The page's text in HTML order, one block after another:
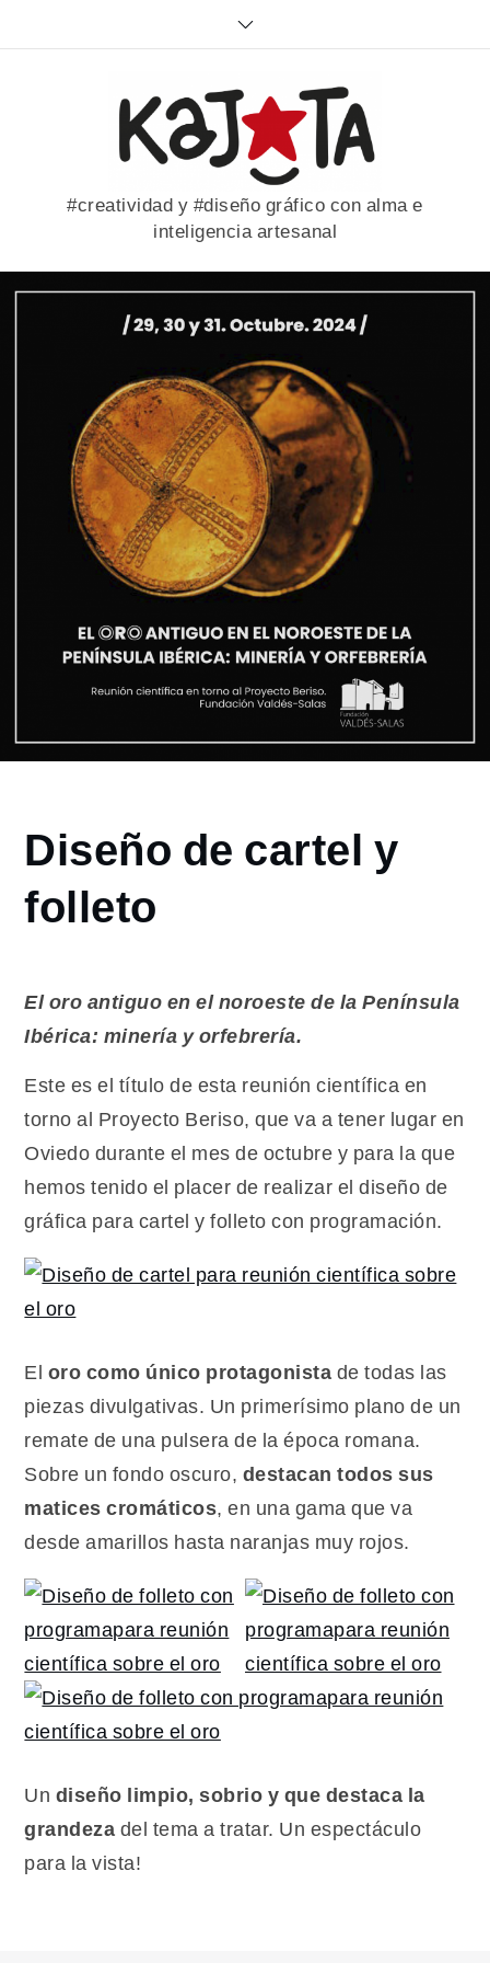
#creatividad y #diseño gráfico con alma e
inteligencia artesanal
Home
2024
julio
16
cartel
folleto
Diseño de cartel y
folleto
El oro antiguo en el noroeste de la Península
Ibérica: minería y orfebrería.
Este es el título de esta reunión científica en
torno al Proyecto Beriso, que va a tener lugar en
Oviedo durante el mes de octubre y para la que
hemos tenido el placer de realizar el diseño de
gráfica para cartel y folleto con programación.
El oro como único protagonista de todas las
piezas divulgativas. Un primerísimo plano de un
remate de una pulsera de la época romana.
Sobre un fondo oscuro, destacan todos sus
matices cromáticos, en una gama que va
desde amarillos hasta naranjas muy rojos.
Un diseño limpio, sobrio y que destaca la
grandeza del tema a tratar. Un espectáculo
para la vista!